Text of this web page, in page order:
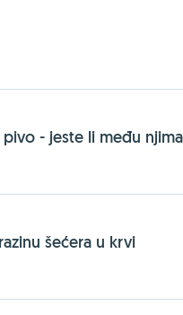
- jeste li među
šećera u krvi